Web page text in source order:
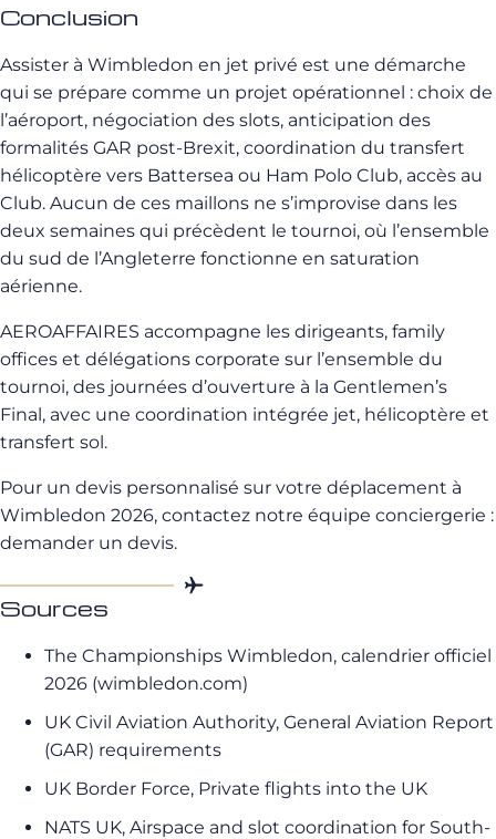
Conclusion
Assister à Wimbledon en jet privé est une démarche
qui se prépare comme un projet opérationnel : choix de
l’aéroport, négociation des slots, anticipation des
formalités GAR post-Brexit, coordination du transfert
hélicoptère vers Battersea ou Ham Polo Club, accès au
Club. Aucun de ces maillons ne s’improvise dans les
deux semaines qui précèdent le tournoi, où l’ensemble
du sud de l’Angleterre fonctionne en saturation
aérienne.
AEROAFFAIRES accompagne les dirigeants, family
offices et délégations corporate sur l’ensemble du
tournoi, des journées d’ouverture à la Gentlemen’s
Final, avec une coordination intégrée jet, hélicoptère et
transfert sol.
Pour un devis personnalisé sur votre déplacement à
Wimbledon 2026, contactez notre équipe conciergerie :
demander un devis.
Sources
The Championships Wimbledon, calendrier officiel
2026 (wimbledon.com)
UK Civil Aviation Authority, General Aviation Report
(GAR) requirements
UK Border Force, Private flights into the UK
NATS UK, Airspace and slot coordination for South-